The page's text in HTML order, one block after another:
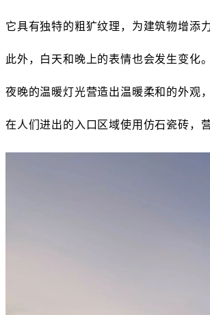
它具有独特的粗犷纹理，为建筑物增添
此外，白天和晚上的表情也会发生变化。
夜晚的温暖灯光营造出温暖柔和的外观
在人们进出的入口区域使用仿石瓷砖，